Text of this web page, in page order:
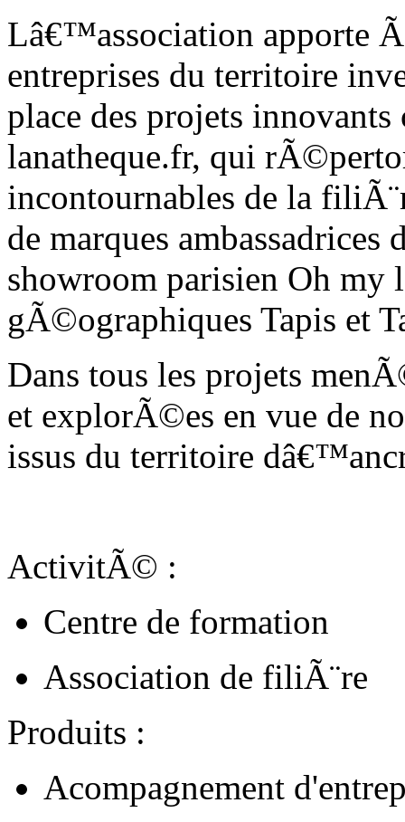
Lâ€™association apporte
entreprises du territoire
place des projets
lanatheque.fr, qui
incontournables de la
de marques ambassadrices
showroom parisien Oh my
gÃ©ographiques Tapis et
Dans tous les projets
et explorÃ©es en vue de
issus du territoire
ActivitÃ© :
Centre de formation
Association de filiÃ¨re
Produits :
Acompagnement